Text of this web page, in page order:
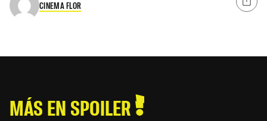
CINEMA FLOR
MÁS EN SPOILER